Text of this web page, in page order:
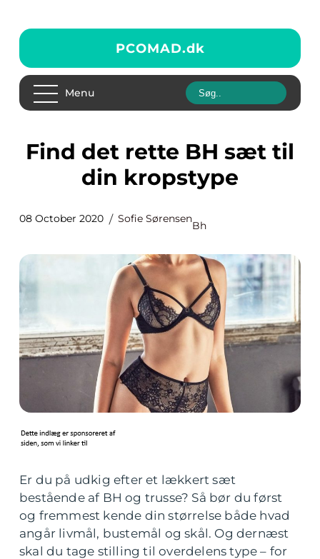
PCOMAD.dk
Menu
Find det rette BH sæt til
din kropstype
08 October 2020 Sofie Sørensen
Bh
Er du på udkig efter et lækkert sæt
bestående af BH og trusse? Så bør du først
og fremmest kende din størrelse både hvad
angår livmål, bustemål og skål. Og dernæst
skal du tage stilling til overdelens type – for